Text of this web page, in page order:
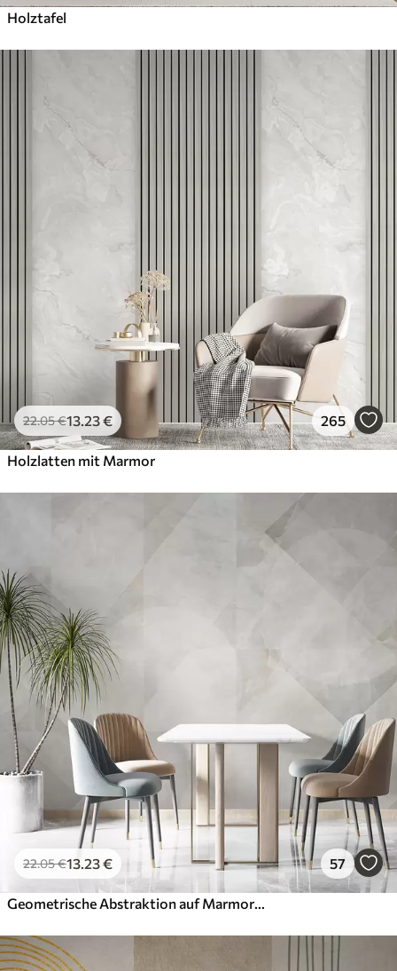
Holztafel
22.05€13 .23€ 265
Holzlatten mit Marmor
22.05€13 .23€ 57